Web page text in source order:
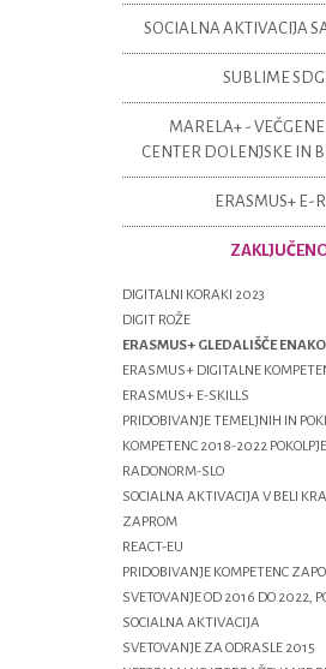
SOCIALNA AKTIVACIJA
SUBLIME
MARELA+ -
CENTER DOLENJSKE IN
ERASMUS+ E-
DIGITALNI KORAKI 2023
DIGIT ROŽE
ERASMUS+ GLEDALIŠČE
ERASMUS+ DIGITALNE
ERASMUS+ E-SKILLS
PRIDOBIVANJE TEMELJNIH IN
KOMPETENC 2018-2022 POKOLPJE
RADONORM-SLO
SOCIALNA AKTIVACIJA V BELI
ZAPROM
REACT-EU
PRIDOBIVANJE KOMPETENC
SVETOVANJE OD 2016 DO 2022,
SOCIALNA AKTIVACIJA
SVETOVANJE ZA ODRASLE 2015